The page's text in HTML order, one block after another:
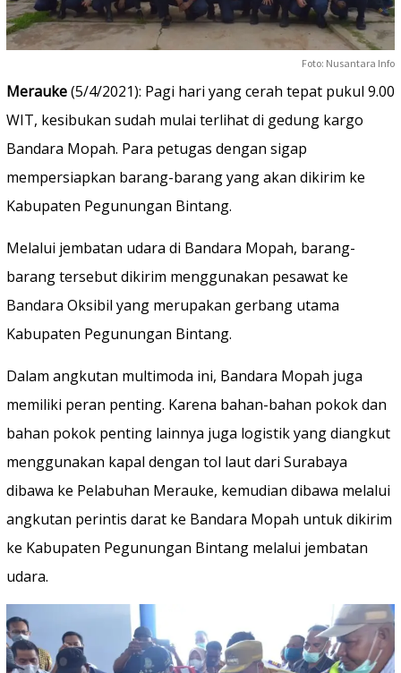
Foto: Nusantara Info
Merauke(5/4/2021): Pagi hari yang cerah tepat pukul 9.00
WIT, kesibukan sudah mulai terlihat di gedung kargo
Bandara Mopah. Para petugas dengan sigap
mempersiapkan barang-barang yang akan dikirim ke
Kabupaten Pegunungan Bintang.
Melalui jembatan udara di Bandara Mopah, barang-
barang tersebut dikirim menggunakan pesawat ke
Bandara Oksibil yang merupakan gerbang utama
Kabupaten Pegunungan Bintang.
Dalam angkutan multimoda ini, Bandara Mopah juga
memiliki peran penting. Karena bahan-bahan pokok dan
bahan pokok penting lainnya juga logistik yang diangkut
menggunakan kapal dengan tol laut dari Surabaya
dibawa ke Pelabuhan Merauke, kemudian dibawa melalui
angkutan perintis darat ke Bandara Mopah untuk dikirim
ke Kabupaten Pegunungan Bintang melalui jembatan
udara.